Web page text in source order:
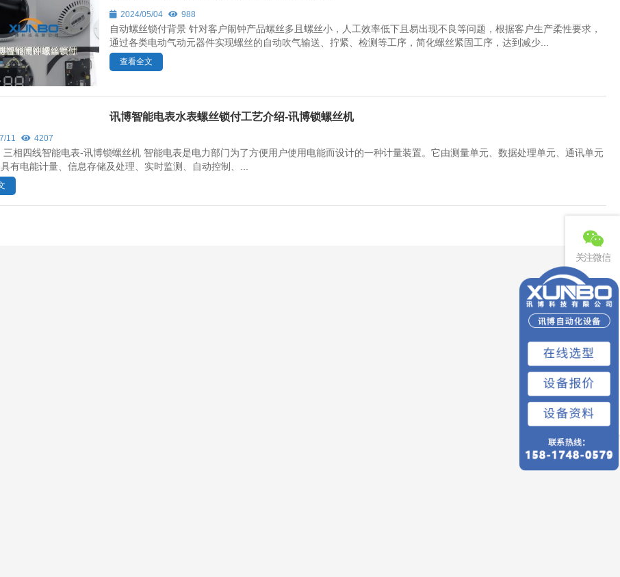
2024/05/04 988
自动螺丝锁付背景 针对客户闹钟产品螺丝多且螺丝小，人工效率低下且易出现不良等问题，根据客户生产柔性要求，
通过各类电动气动元器件实现螺丝的自动吹气输送、拧紧、检测等工序，简化螺丝紧固工序，达到减少...
查看全文
讯博智能电表水表螺丝锁付工艺介绍-讯博锁螺丝机
11 4207
三相四线智能电表-讯博锁螺丝机 智能电表是电力部门为了方便用户使用电能而设计的一种计量装置。它由测量单元、数据处理单元、通讯单元
有电能计量、信息存储及处理、实时监测、自动控制、...
关注微信
联系电话
免费预约
回到顶部